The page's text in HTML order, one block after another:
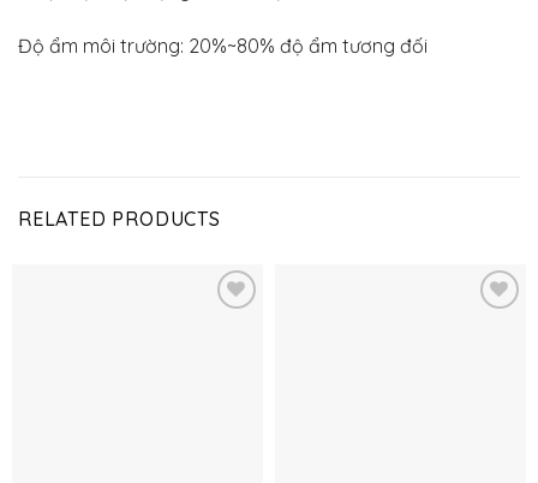
Độ ẩm môi trường: 20%~80% độ ẩm tương đối
RELATED PRODUCTS